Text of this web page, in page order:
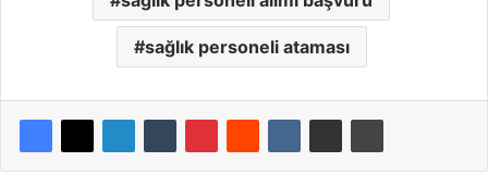
sağlık personeli ataması